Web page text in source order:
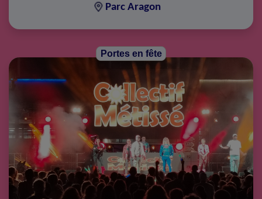
Parc Aragon
Portes en fête